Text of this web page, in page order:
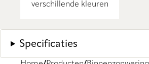
verschillende kleuren
Specificaties